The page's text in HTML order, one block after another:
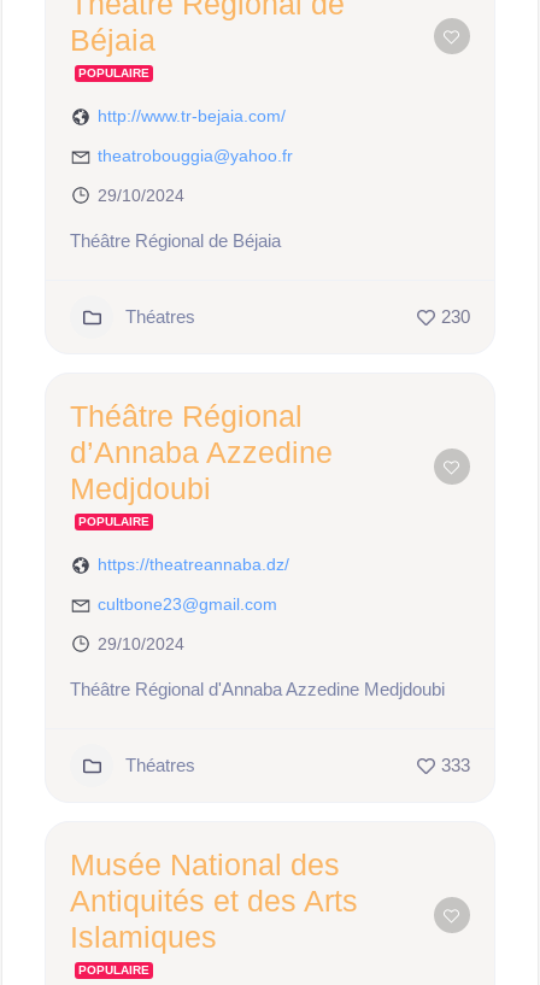
Béjaia
POPULAIRE
http://www.tr-bejaia.com/
theatrobouggia@yahoo.fr
29/10/2024
Théâtre Régional de Béjaia
Théatres 230
Théâtre Régional
d’Annaba Azzedine
Medjdoubi
POPULAIRE
https://theatreannaba.dz/
cultbone23@gmail.com
29/10/2024
Théâtre Régional d'Annaba Azzedine Medjdoubi
Théatres 333
Musée National des
Antiquités et des Arts
Islamiques
POPULAIRE